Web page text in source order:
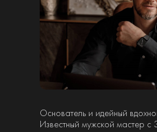
Основатель и идейный
Известный мужской мастер с